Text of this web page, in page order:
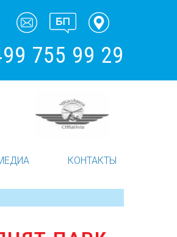
755 99 29
КОНТАКТЫ